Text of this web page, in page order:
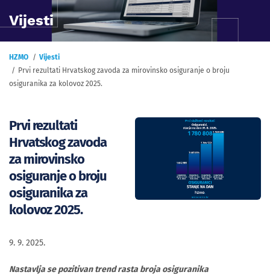
Vijesti
HZMO
Vijesti
Prvi rezultati Hrvatskog zavoda za mirovinsko osiguranje o broju
osiguranika za kolovoz 2025.
Prvi rezultati
Hrvatskog zavoda
za mirovinsko
osiguranje o broju
osiguranika za
kolovoz 2025.
9. 9. 2025.
Nastavlja se pozitivan trend rasta broja osiguranika